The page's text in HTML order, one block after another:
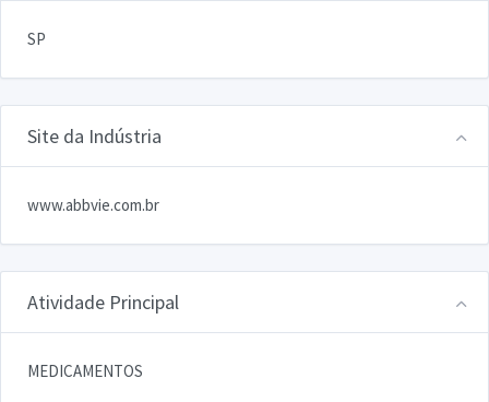
SP
Site da Indústria
www.abbvie.com.br
Atividade Principal
MEDICAMENTOS